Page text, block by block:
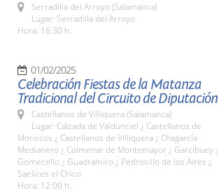
Serradilla del Arroyo (Salamanca)
Lugar: Serradilla del Arroyo
Hora: 16:30 h.
01/02/2025
Celebración Fiestas de la Matanza
Tradicional del Circuito de Diputación
Castellanos de Villiquera (Salamanca)
Lugar: Calzada de Valdunciel ¿ Castellanos de
Moriscos ¿ Castellanos de Villiquera ¿ Chagarcía
Medianero ¿ Colmenar de Montemayor ¿ Garcibuey ¿
Gomecello ¿ Guadramiro ¿ Pedrosillo de los Aires ¿
Saelices el Chico
Hora: 12:00 h.